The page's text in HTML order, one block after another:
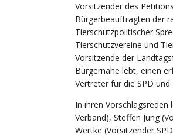
Vorsitzender des
Bürgerbeauftragten der
Tierschutzpolitischer
Tierschutzvereine und
Vorsitzende der
Bürgernähe lebt, einen
Vertreter für die SPD
In ihren Vorschlagsreden
Verband), Steffen Jung
Wertke (Vorsitzender